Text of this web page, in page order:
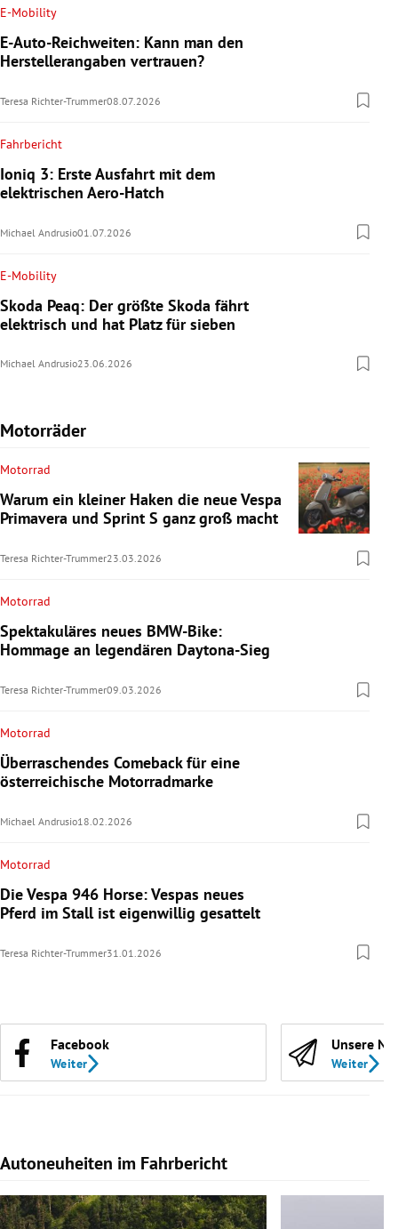
E-Mobility
E-Auto-Reichweiten: Kann man den
Herstellerangaben vertrauen?
Teresa Richter-Trummer08.07.2026
Fahrbericht
Ioniq 3: Erste Ausfahrt mit dem
elektrischen Aero-Hatch
Michael Andrusio01.07.2026
E-Mobility
Skoda Peaq: Der größte Skoda fährt
elektrisch und hat Platz für sieben
Michael Andrusio23.06.2026
Motorräder
Motorrad
Warum ein kleiner Haken die neue Vespa
Primavera und Sprint S ganz groß macht
Teresa Richter-Trummer23.03.2026
Motorrad
Spektakuläres neues BMW-Bike:
Hommage an legendären Daytona-Sieg
Teresa Richter-Trummer09.03.2026
Motorrad
Überraschendes Comeback für eine
österreichische Motorradmarke
Michael Andrusio18.02.2026
Motorrad
Die Vespa 946 Horse: Vespas neues
Pferd im Stall ist eigenwillig gesattelt
Teresa Richter-Trummer31.01.2026
Facebook
Weiter
Unsere
Weiter
Autoneuheiten im Fahrbericht
Slide 1 von 7